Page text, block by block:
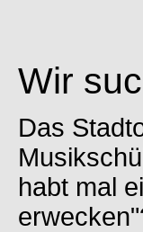
Wir
Das
habt mal